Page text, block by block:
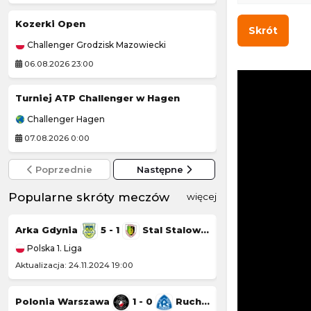
Kozerki Open
Challenger Grodzisk Mazowiecki
06.08.2026 23:00
Turniej ATP Challenger w Hagen
Challenger Hagen
07.08.2026 0:00
Inter Turku
Liga Konferencji
Poprzednie Następne
Popularne skróty meczów więcej
Arka Gdynia 5 - 1 Stal Stalowa Wola
Polska 1. Liga
Aktualizacja: 24.11.2024 19:00
Polonia Warszawa 1 - 0 Ruch Chorzów
Skrót